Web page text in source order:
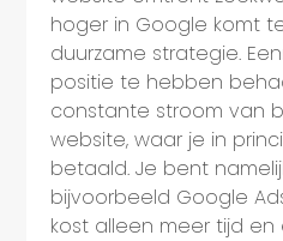
hoger in Google komt
duurzame strategie.
positie te hebben
constante stroom van
website, waar je in
betaald. Je bent
bijvoorbeeld Google
kost alleen meer tijd en